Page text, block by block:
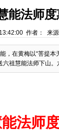
能法师
作者： 来
，在黄梅以“菩提
祖慧能法师下山
法师